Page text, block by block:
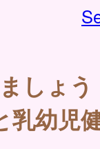
しょ
乳幼児